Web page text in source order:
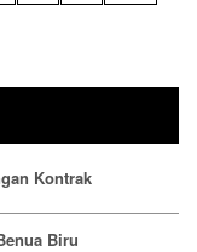
Kontrak
Biru